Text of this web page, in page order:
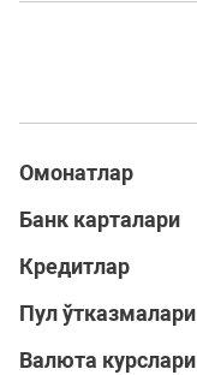
Омонатлар
Банк карталари
Кредитлар
Пул ўтказмалари
Валюта курслари